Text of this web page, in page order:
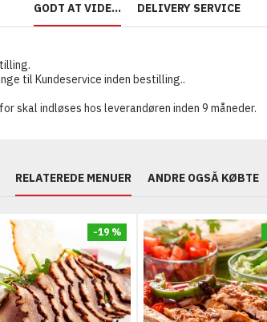
GODT AT VIDE... DELIVERY SERVICE
til Kundeservice inden bestilling..
indløses hos leverandøren inden 9 måneder.
RELATEREDE MENUER ANDRE OGSÅ KØBTE
-19 %